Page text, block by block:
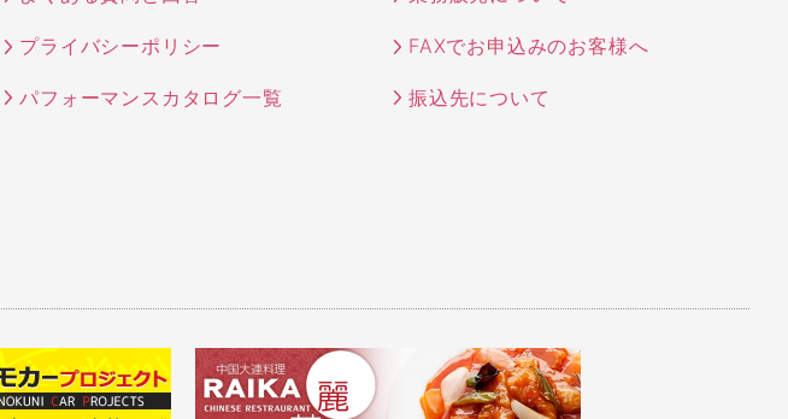
プライバシーポリシー FAXでお申込みのお客様へ
パフォーマンスカタログ一覧 振込先について